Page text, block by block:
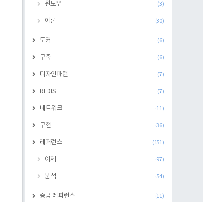
윈도우 (3)
이론 (30)
도커 (6)
구축 (6)
디자인패턴 (7)
REDIS (7)
네트워크 (11)
구현 (36)
레퍼런스 (151)
예제 (97)
분석 (54)
중급 레퍼런스 (11)